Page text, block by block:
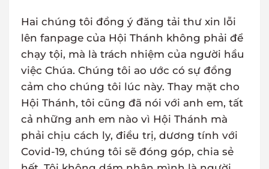
Hai chúng tôi đồng ý đăng tải thư xin lỗi
lên fanpage của Hội Thánh không phải để
chạy tội, mà là trách nhiệm của người hầu
việc Chúa. Chúng tôi ao ước có sự đồng
cảm cho chúng tôi lúc này. Thay mặt cho
Hội Thánh, tôi cũng đã nói với anh em, tất
cả những anh em nào vì Hội Thánh mà
phải chịu cách ly, điều trị, dương tính với
Covid-19, chúng tôi sẽ đóng góp, chia sẻ